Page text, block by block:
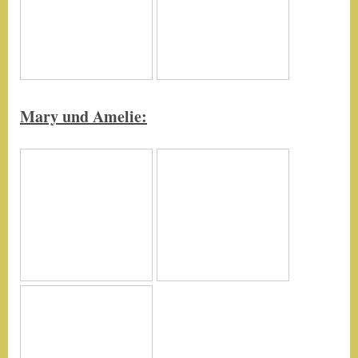
Mary und Amelie: